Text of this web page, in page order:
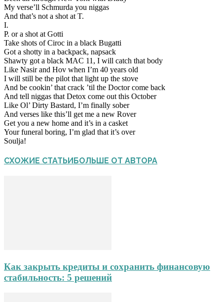
My verse’ll Schmurda you niggas
And that’s not a shot at T.
I.
P. or a shot at Gotti
Take shots of Ciroc in a black Bugatti
Got a shotty in a backpack, napsack
Shawty got a black MAC 11, I will catch that body
Like Nasir and Hov when I’m 40 years old
I will still be the pilot that light up the stove
And be cookin’ that crack ’til the Doctor come back
And tell niggas that Detox come out this October
Like Ol’ Dirty Bastard, I’m finally sober
And verses like this’ll get me a new Rover
Get you a new home and it’s in a casket
Your funeral boring, I’m glad that it’s over
Soulja!
СХОЖИЕ СТАТЬИБОЛЬШЕ ОТ АВТОРА
Как закрыть кредиты и сохранить финансовую
стабильность: 5 решений